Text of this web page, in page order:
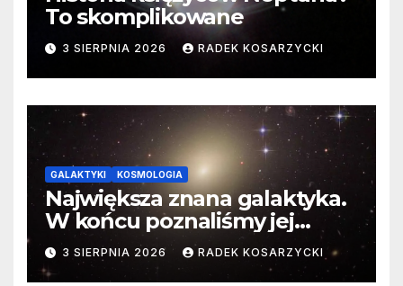
To skomplikowane
3 SIERPNIA 2026 RADEK KOSARZYCKI
GALAKTYKI KOSMOLOGIA
Największa znana galaktyka.
W końcu poznaliśmy jej
faktyczne wymiary
3 SIERPNIA 2026 RADEK KOSARZYCKI